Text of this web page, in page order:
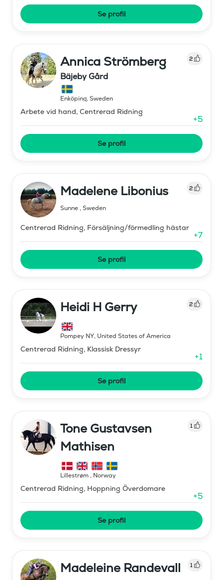
Se profil
Annica Strömberg 2
Bäjeby Gård
Enköping, Sweden
Arbete vid hand, Centrerad Ridning
+5
Se profil
Madelene Libonius 2
Sunne, Sweden
Centrerad Ridning, Försäljning/förmedling hästar
+7
Se profil
Heidi H Gerry 2
Pompey NY, United States of America
Centrerad Ridning, Klassisk Dressyr
+1
Se profil
Tone Gustavsen
Mathisen
1
Lillestrøm, Norway
Centrerad Ridning, Hoppning Överdomare
+5
Se profil
Madeleine Randevall 1